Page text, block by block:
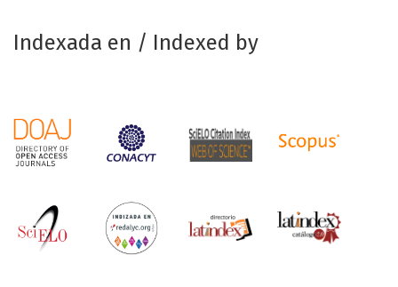
Indexada en / Indexed by